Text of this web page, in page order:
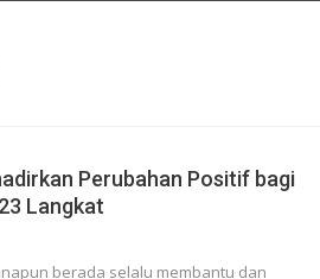
Perubahan Positif bagi
Langkat
berada selalu membantu dan